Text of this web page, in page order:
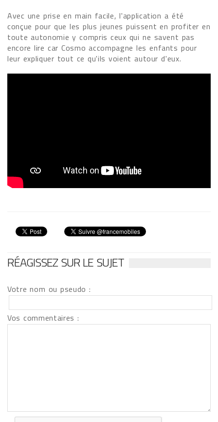
Avec une prise en main facile, l'application a été
conçue pour que les plus jeunes puissent en profiter en
toute autonomie y compris ceux qui ne savent pas
encore lire car Cosmo accompagne les enfants pour
leur expliquer tout ce qu'ils voient autour d'eux.
RÉAGISSEZ SUR LE SUJET
Votre nom ou pseudo :
Vos commentaires :